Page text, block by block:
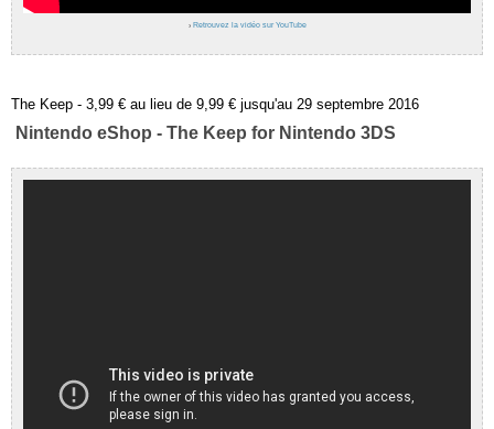
› Retrouvez la vidéo sur YouTube
The Keep - 3,99 € au lieu de 9,99 € jusqu'au 29 septembre 2016
Nintendo eShop - The Keep for Nintendo 3DS